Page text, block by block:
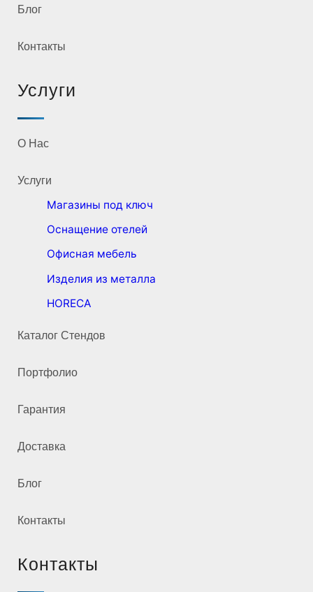
Блог
Контакты
Услуги
О Нас
Услуги
Магазины под ключ
Оснащение отелей
Офисная мебель
Изделия из металла
HORECA
Каталог Стендов
Портфолио
Гарантия
Доставка
Блог
Контакты
Контакты